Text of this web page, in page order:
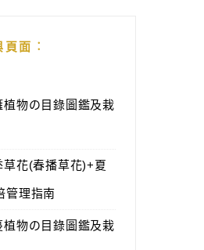
面︰
物の目錄圖鑑及栽
花(春播草花)+夏
管理指南
物の目錄圖鑑及栽